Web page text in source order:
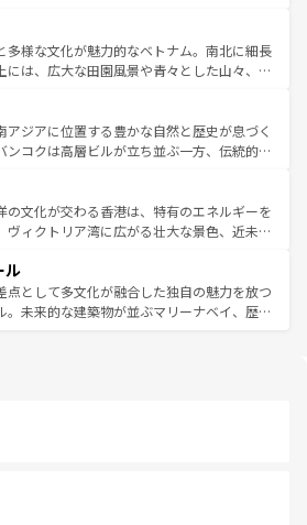
。
評判のスイーツなど、バラエティ豊かな料理
が味わえる。 なお、新着の台湾情報は コンテンツ一覧を参
。
を延ばせば四季折々の自然美を楽しむことが
て、キムチや焼肉、絶品のストリートフード
まな韓国料理が待っている。夜には、韓国な
れながら、韓国の多彩な魅力を心ゆくまで味
わってみてほしい。 なお、新着の韓国情報はコンテンツ一
ほしい。
多様な文化が魅力的なベトナム。南北に細長
には、広大な田園風景や青々とした山々、世
共に伝統が息づく。ハノイの古い町並みやホ
フランス統治時代の建物も、独特の雰囲気を
る。また、バラエティの豊かさとおいしさで
やバインミー、ベトナムコーヒーなどは、ぜ
いたい。どの地域を訪れてもあたたかい人々
えてくれるので、きっと忘れられない旅にな
。
アジアに位置する豊かな自然と歴史が息づく
ンコクは高層ビルが立ち並ぶ一方、伝統的な
している。北部ではチェンマイなどの山岳地
れ合い、南部ではプーケットやクラビの美し
ゾート気分を楽しむことができる。タイ料理
は一年中温暖で、どの季節にも異なる楽しみ
。親しみやすいタイの人々、仏教を中心とし
て多様な観光資源が、訪れる旅人を魅了し続
の文化が交わる香港は、特有のエネルギーを
ヴィクトリア湾に広がる壮大な景色、近未来
れても感動するはず。観光スポットが密集し
よく見どころを回れるのも魅力。息をのむよ
文化的な体験まで、香港を存分に楽しみ尽く
ル
点として多文化が融合した独自の魅力を放つ
。未来的な建築物が並ぶマリーナベイ、歴史
ズは地元の風情を楽しめる外せないスポット